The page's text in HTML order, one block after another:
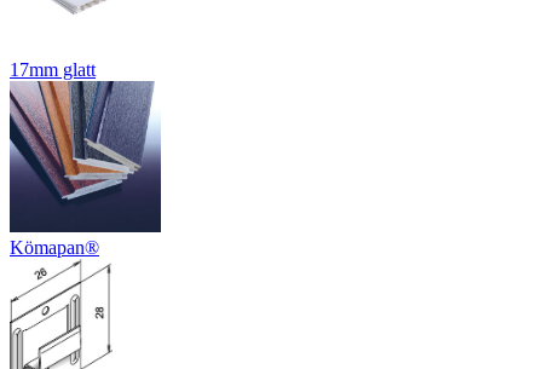
17mm glatt
Kömapan®